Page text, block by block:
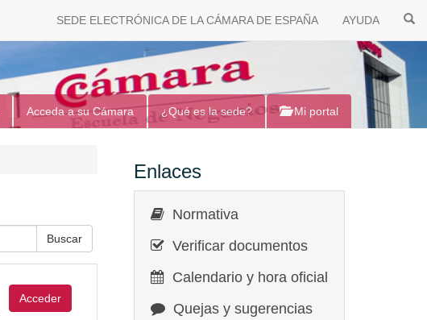
SEDE ELECTRÓNICA DE LA CÁMARA DE ESPAÑA AYUDA
Acceda a su Cámara ¿Qué es la sede? Mi portal
Acceder
Enlaces
Normativa
Verificar documentos
Calendario y hora oficial
Quejas y sugerencias